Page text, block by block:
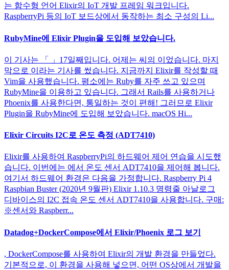
는 함수형 언어 Elixir의 IoT 개발 프레임 워크입니다.
RaspberryPi 등의 IoT 보드상에서 동작하는 최소 구성의 Li...
RubyMine에 Elixir Plugin을 도입해 보았습니다.
이 기사는 「 」17일째입니다. 어제는 씨의 이었습니다. 마지
막으로 이라는 기사를 썼습니다. 지금까지 Elixir를 작성할 때
Vim을 사용했습니다. 평소에는 Ruby를 자주 쓰고 있으며
RubyMine을 이용하고 있습니다. 그래서 Rails를 사용하거나
Phoenix를 사용한다면, 통일하는 것이 편해! 그러므로 Elixir
Plugin을 RubyMine에 도입해 보았습니다. macOS Hi...
Elixir Circuits I2C로 온도 측정 (ADT7410)
Elixir를 사용하여 RaspberryPi의 하드웨어 제어 연습을 시도했
습니다. 이번에는 에서 온도 센서 ADT7410을 제어해 봅니다.
여기서 하드웨어 환경은 다음을 가정합니다. Raspberry Pi 4
Raspbian Buster (2020년 9월판) Elixir 1.10.3 명령줄 아날로그
디바이스의 I2C 접속 온도 센서 ADT7410을 사용합니다. 구매:
※센서와 Raspberr...
Datadog+DockerCompose에서 Elixir/Phoenix 로그 보기
, DockerCompose를 사용하여 Elixir의 개발 환경을 만들었다.
기본적으로, 이 환경을 사용해 넣으면, 어떤 OS상에서 개발을